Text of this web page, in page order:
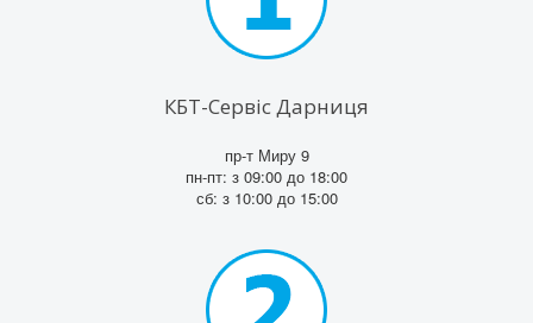
КБТ-Сервіс Дарниця
пр-т Миру 9
пн-пт: з 09:00 до 18:00
сб: з 10:00 до 15:00